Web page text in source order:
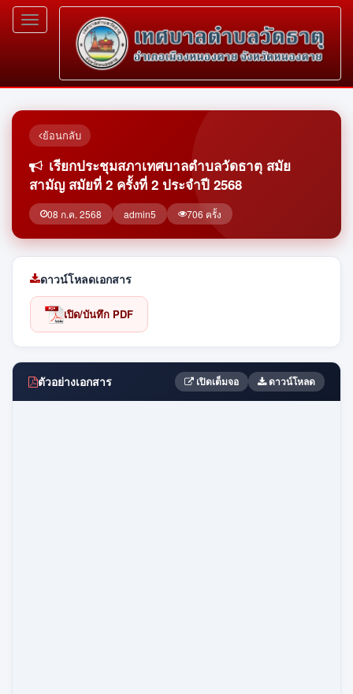
Toggle
navigation
ย้อนกลับ
เรียกประชุมสภาเทศบาลตำบลวัดธาตุ สมัย
สามัญ สมัยที่ 2 ครั้งที่ 2 ประจำปี 2568
08 ก.ค. 2568 admin5 706 ครั้ง
ดาวน์โหลดเอกสาร
เปิด/บันทึก PDF
ตัวอย่างเอกสาร เปิดเต็มจอ ดาวน์โหลด